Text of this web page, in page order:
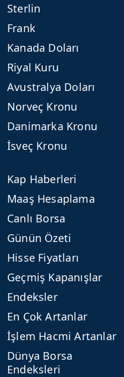
Sterlin
Frank
Kanada Doları
Riyal Kuru
Avustralya Doları
Norveç Kronu
Danimarka Kronu
İsveç Kronu
Kap Haberleri
Maaş Hesaplama
Canlı Borsa
Günün Özeti
Hisse Fiyatları
Geçmiş Kapanışlar
Endeksler
En Çok Artanlar
İşlem Hacmi Artanlar
Dünya Borsa
Endeksleri